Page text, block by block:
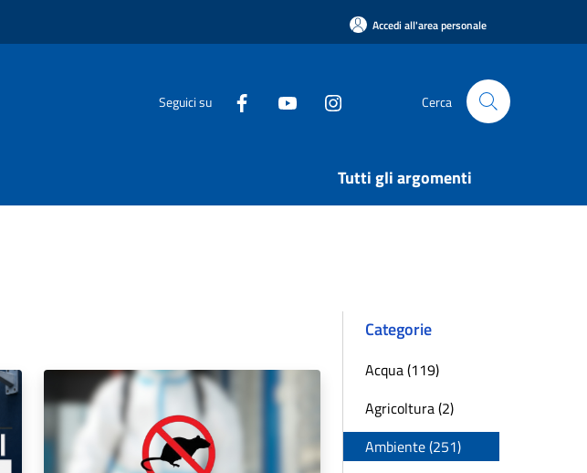
Accedi all'area personale
Seguici su Cerca
Tutti gli argomenti
Categorie
Acqua (119)
Agricoltura (2)
Ambiente (251)